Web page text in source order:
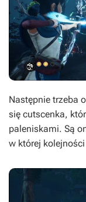
Następnie trzeba
się cutscenka,
paleniskami. Są
w której